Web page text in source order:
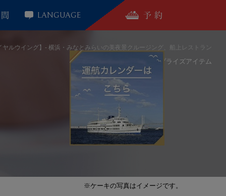
LANGUAGE 予 約
ルウイング】- 横浜・みなとみらいの美夜景クルージング、船上レストラン
サプライズアイテム
※ケーキの写真はイメージです。